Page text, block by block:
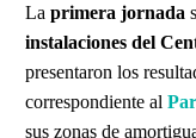
La primera jornada
instalaciones del
presentaron los
correspondiente al
sus zonas de